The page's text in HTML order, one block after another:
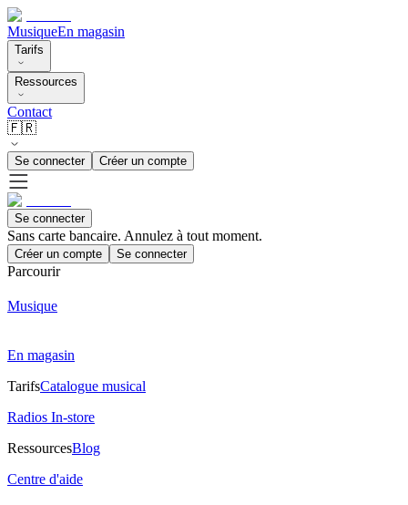
MusiqueEn magasin
Tarifs
Ressources
Contact
🇫🇷
Se connecter Créer un compte
Se connecter
Sans carte bancaire. Annulez à tout moment.
Créer un compte Se connecter
Parcourir
Musique
En magasin
TarifsCatalogue musical
Radios In-store
RessourcesBlog
Centre d'aide